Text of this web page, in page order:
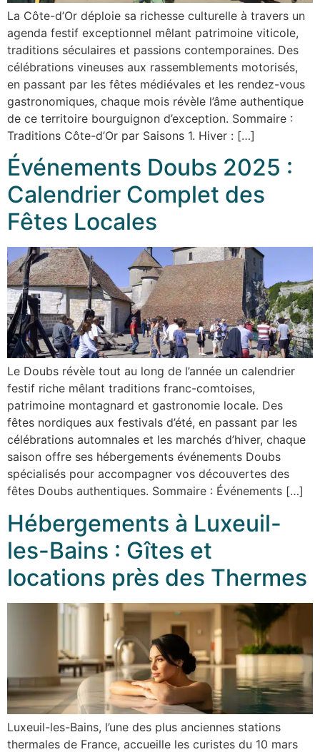
La Côte-d’Or déploie sa richesse culturelle à travers un
agenda festif exceptionnel mêlant patrimoine viticole,
traditions séculaires et passions contemporaines. Des
célébrations vineuses aux rassemblements motorisés,
en passant par les fêtes médiévales et les rendez-vous
gastronomiques, chaque mois révèle l’âme authentique
de ce territoire bourguignon d’exception. Sommaire :
Traditions Côte-d’Or par Saisons 1. Hiver : […]
Événements Doubs 2025 :
Calendrier Complet des
Fêtes Locales
Le Doubs révèle tout au long de l’année un calendrier
festif riche mêlant traditions franc-comtoises,
patrimoine montagnard et gastronomie locale. Des
fêtes nordiques aux festivals d’été, en passant par les
célébrations automnales et les marchés d’hiver, chaque
saison offre ses hébergements événements Doubs
spécialisés pour accompagner vos découvertes des
fêtes Doubs authentiques. Sommaire : Événements […]
Hébergements à Luxeuil-
les-Bains : Gîtes et
locations près des Thermes
Luxeuil-les-Bains, l’une des plus anciennes stations
thermales de France, accueille les curistes du 10 mars